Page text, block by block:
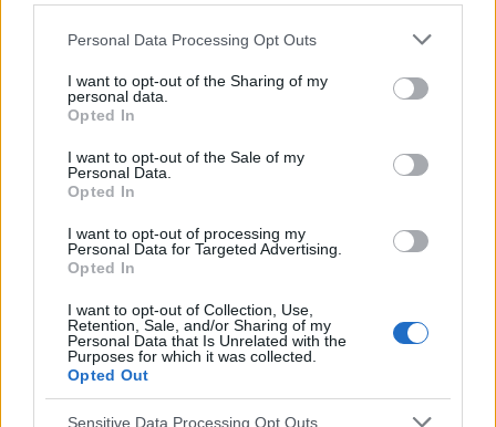
Personal Data Processing Opt Outs
I want to opt-out of the Sharing of my
personal data.
Opted In
I want to opt-out of the Sale of my
Personal Data.
Opted In
I want to opt-out of processing my
Personal Data for Targeted Advertising.
Opted In
I want to opt-out of Collection, Use,
Retention, Sale, and/or Sharing of my
Personal Data that Is Unrelated with the
Purposes for which it was collected.
Opted Out
Sensitive Data Processing Opt Outs
(18lat) wykryto brak narządów płciowych i
plastyka namiary godnego polecenia nie za
Forum:Ginekologia - forum dla rodziny i
POWIĄZANE
Tematy przezierność karkowa spirala
embolizacja mięśniaków macicy
ropień gruczołu bartholina opryszczka
Reklama: